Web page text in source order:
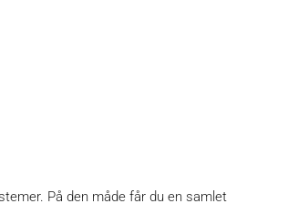
På den måde får du en samlet